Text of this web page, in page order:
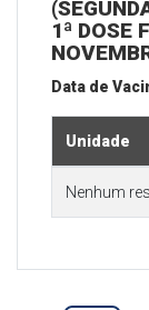
1ª DOSE
Data de
Unidade
Nenhum